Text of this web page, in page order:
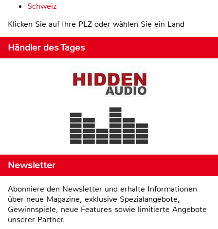
Schweiz
Klicken Sie auf Ihre PLZ oder wählen Sie ein Land
Händler des Tages
Newsletter
Abonniere den Newsletter und erhalte Informationen
über neue Magazine, exklusive Spezialangebote,
Gewinnspiele, neue Features sowie limitierte Angebote
unserer Partner.